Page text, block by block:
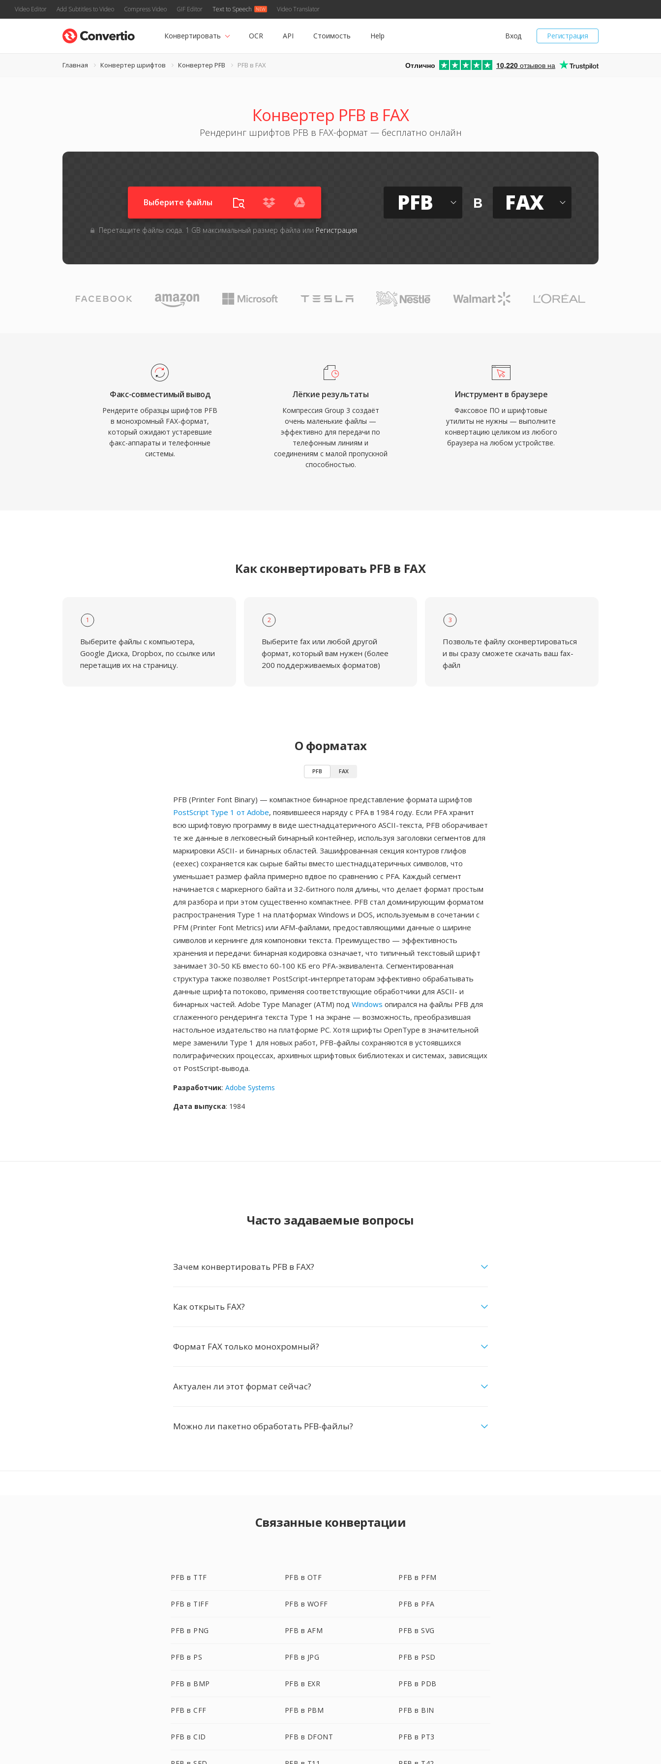
Video Editor Add Subtitles to Video Compress Video GIF Editor Text to Speech Video Translator
Регистрация
Вход
Конвертировать OCR API Стоимость Help
Главная Конвертер шрифтов Конвертер PFB PFB в FAX Отлично 10,220 отзывов на
Конвертер PFB в FAX
Рендеринг шрифтов PFB в FAX-формат — бесплатно онлайн
Выберите файлы
Перетащите файлы сюда. 1 GB максимальный размер файла или Регистрация
PFB в FAX
Факс-совместимый вывод
Рендерите образцы шрифтов PFB
в монохромный FAX-формат,
который ожидают устаревшие
факс-аппараты и телефонные
системы.
Лёгкие результаты
Компрессия Group 3 создаёт
очень маленькие файлы —
эффективно для передачи по
телефонным линиям и
соединениям с малой пропускной
способностью.
Инструмент в браузере
Факсовое ПО и шрифтовые
утилиты не нужны — выполните
конвертацию целиком из любого
браузера на любом устройстве.
Как сконвертировать PFB в FAX
1
Выберите файлы с компьютера,
Google Диска, Dropbox, по ссылке или
перетащив их на страницу.
2
Выберите fax или любой другой
формат, который вам нужен (более
200 поддерживаемых форматов)
3
Позвольте файлу сконвертироваться
и вы сразу сможете скачать ваш fax-
файл
О форматах
PFB FAX
PFB (Printer Font Binary) — компактное бинарное представление формата шрифтов
PostScript Type 1 от Adobe, появившееся наряду с PFA в 1984 году. Если PFA хранит
всю шрифтовую программу в виде шестнадцатеричного ASCII-текста, PFB оборачивает
те же данные в легковесный бинарный контейнер, используя заголовки сегментов для
маркировки ASCII- и бинарных областей. Зашифрованная секция контуров глифов
(eexec) сохраняется как сырые байты вместо шестнадцатеричных символов, что
уменьшает размер файла примерно вдвое по сравнению с PFA. Каждый сегмент
начинается с маркерного байта и 32-битного поля длины, что делает формат простым
для разбора и при этом существенно компактнее. PFB стал доминирующим форматом
распространения Type 1 на платформах Windows и DOS, используемым в сочетании с
PFM (Printer Font Metrics) или AFM-файлами, предоставляющими данные о ширине
символов и кернинге для компоновки текста. Преимущество — эффективность
хранения и передачи: бинарная кодировка означает, что типичный текстовый шрифт
занимает 30-50 КБ вместо 60-100 КБ его PFA-эквивалента. Сегментированная
структура также позволяет PostScript-интерпретаторам эффективно обрабатывать
данные шрифта потоково, применяя соответствующие обработчики для ASCII- и
бинарных частей. Adobe Type Manager (ATM) под Windows опирался на файлы PFB для
сглаженного рендеринга текста Type 1 на экране — возможность, преобразившая
настольное издательство на платформе PC. Хотя шрифты OpenType в значительной
мере заменили Type 1 для новых работ, PFB-файлы сохраняются в устоявшихся
полиграфических процессах, архивных шрифтовых библиотеках и системах, зависящих
от PostScript-вывода.
Разработчик: Adobe Systems
Дата выпуска: 1984
Часто задаваемые вопросы
Зачем конвертировать PFB в FAX?
Как открыть FAX?
Формат FAX только монохромный?
Актуален ли этот формат сейчас?
Можно ли пакетно обработать PFB-файлы?
Связанные конвертации
PFB в TTF PFB в OTF PFB в PFM
PFB в TIFF PFB в WOFF PFB в PFA
PFB в PNG PFB в AFM PFB в SVG
PFB в PS PFB в JPG PFB в PSD
PFB в BMP PFB в EXR PFB в PDB
PFB в CFF PFB в PBM PFB в BIN
PFB в CID PFB в DFONT PFB в PT3